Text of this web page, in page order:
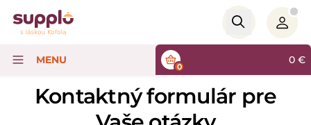
Logo
MENU
0
0 €
Kontaktný formulár pre